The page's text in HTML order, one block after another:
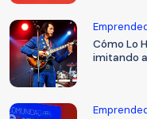
Cómo Lo
imitando